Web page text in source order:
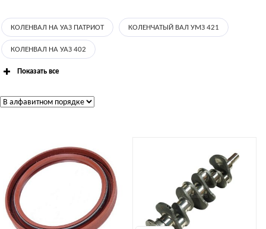
КОЛЕНВАЛ НА УАЗ ПАТРИОТ КОЛЕНЧАТЫЙ ВАЛ УМЗ 421
КОЛЕНВАЛ НА УАЗ 402
Показать все